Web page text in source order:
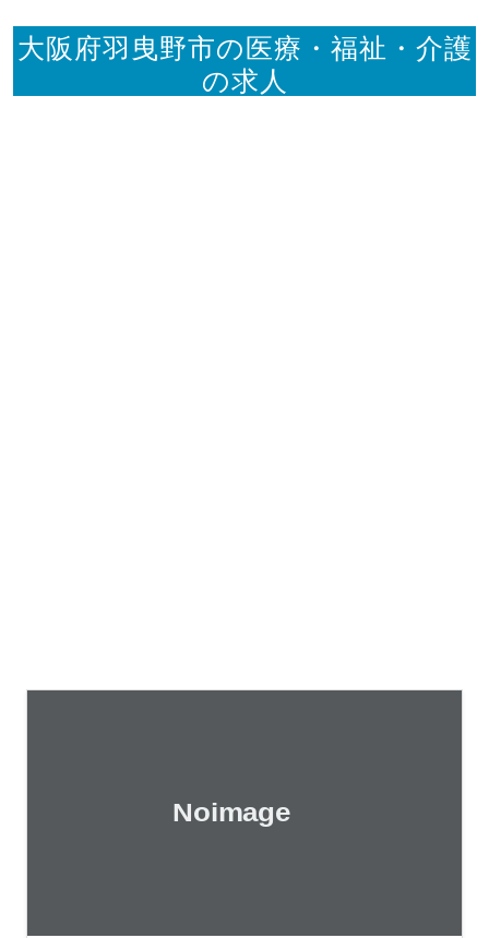
大阪府羽曳野市の医療・福祉・介護
の求人